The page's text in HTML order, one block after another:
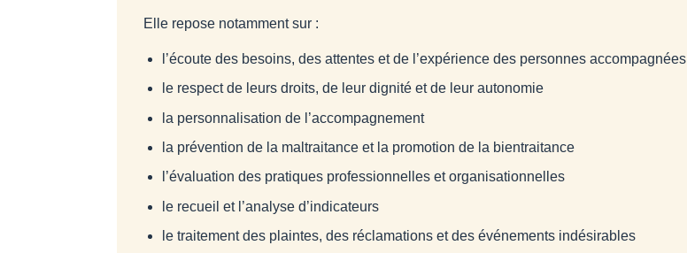
Elle repose notamment sur :
l’écoute des besoins, des attentes et de l’expérience des personnes accompagnées
le respect de leurs droits, de leur dignité et de leur autonomie
la personnalisation de l’accompagnement
la prévention de la maltraitance et la promotion de la bientraitance
l’évaluation des pratiques professionnelles et organisationnelles
le recueil et l’analyse d’indicateurs
le traitement des plaintes, des réclamations et des événements indésirables